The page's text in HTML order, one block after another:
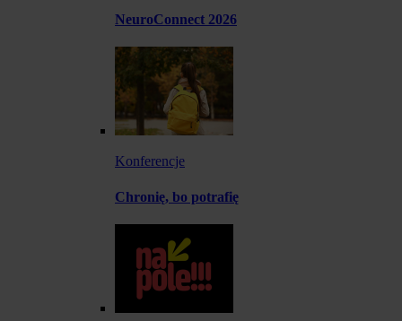
NeuroConnect 2026
Konferencje
Chronię, bo potrafię